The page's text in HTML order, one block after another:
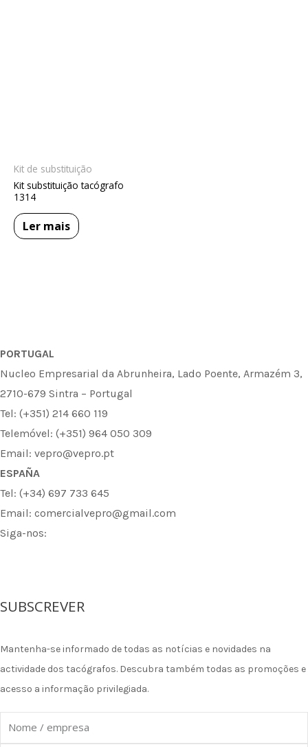
Kit de substituição
Kit substituição tacógrafo
1314
Ler mais
PORTUGAL
Nucleo Empresarial da Abrunheira, Lado Poente, Armazém 3,
2710-679 Sintra – Portugal
Tel: (+351) 214 660 119
Telemóvel: (+351) 964 050 309
Email: vepro@vepro.pt
ESPAÑA
Tel: (+34) 697 733 645
Email: comercialvepro@gmail.com
Siga-nos:
a
c
e
b
n
s
t
a
n
k
e
SUBSCREVER
Mantenha-se informado de todas as notícias e novidades na
actividade dos tacógrafos. Descubra também todas as promoções e
acesso a informação privilegiada.
Nome